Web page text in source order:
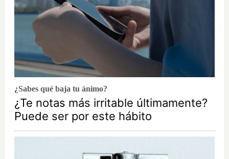
¿Sabes qué baja tu ánimo?
¿Te notas más irritable últimamente?
Puede ser por este hábito